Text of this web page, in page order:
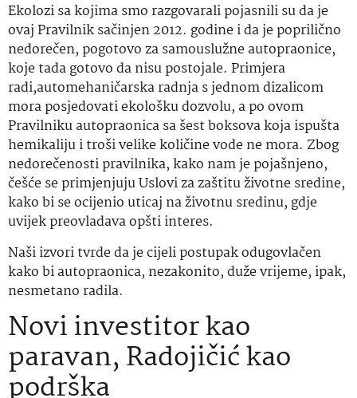
Ekolozi sa kojima smo razgovarali pojasnili su da je
ovaj Pravilnik sačinjen 2012. godine i da je poprilično
nedorečen, pogotovo za samouslužne autopraonice,
koje tada gotovo da nisu postojale. Primjera
radi,automehaničarska radnja s jednom dizalicom
mora posjedovati ekološku dozvolu, a po ovom
Pravilniku autopraonica sa šest boksova koja ispušta
hemikaliju i troši velike količine vode ne mora. Zbog
nedorečenosti pravilnika, kako nam je pojašnjeno,
češće se primjenjuju Uslovi za zaštitu životne sredine,
kako bi se ocijenio uticaj na životnu sredinu, gdje
uvijek preovladava opšti interes.
Naši izvori tvrde da je cijeli postupak odugovlačen
kako bi autopraonica, nezakonito, duže vrijeme, ipak,
nesmetano radila.
Novi investitor kao
paravan, Radojičić kao
podrška